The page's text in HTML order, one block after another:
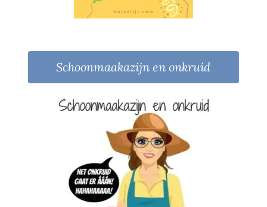
Schoonmaakazijn en onkruid